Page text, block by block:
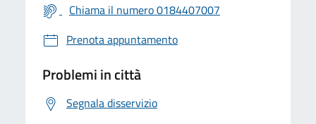
Chiama il numero 0184407007
Prenota appuntamento
Problemi in città
Segnala disservizio